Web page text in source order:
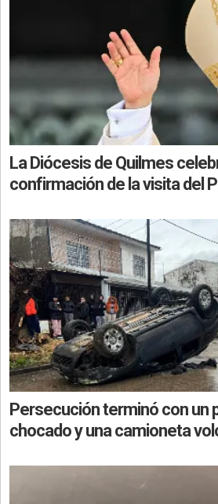
La Diócesis de Quilmes
confirmación de la visita del
Persecución terminó con un
chocado y una camioneta